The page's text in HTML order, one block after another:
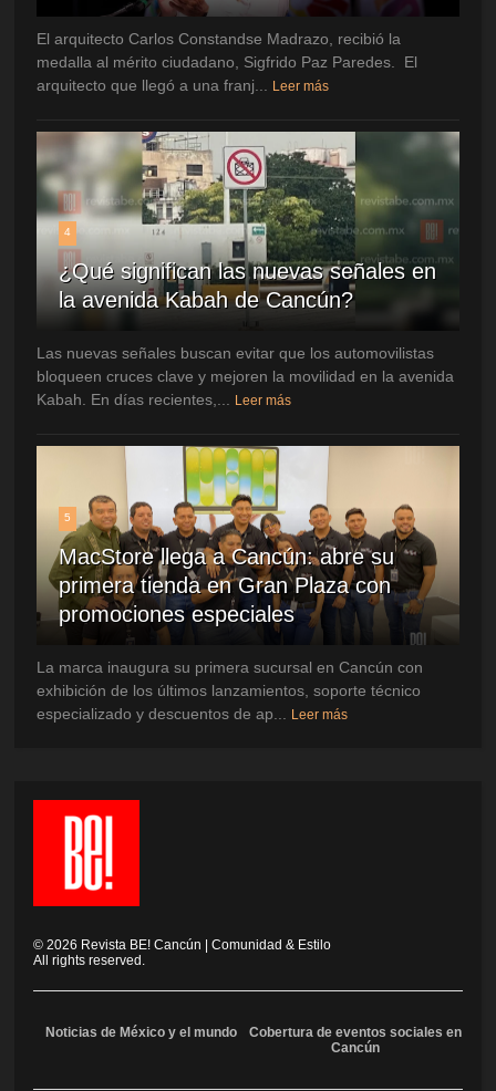
El arquitecto Carlos Constandse Madrazo, recibió la
medalla al mérito ciudadano, Sigfrido Paz Paredes. El
arquitecto que llegó a una franj...
Leer más
4
¿Qué significan las nuevas señales en
la avenida Kabah de Cancún?
Las nuevas señales buscan evitar que los automovilistas
bloqueen cruces clave y mejoren la movilidad en la avenida
Kabah. En días recientes,...
Leer más
5
MacStore llega a Cancún: abre su
primera tienda en Gran Plaza con
promociones especiales
La marca inaugura su primera sucursal en Cancún con
exhibición de los últimos lanzamientos, soporte técnico
especializado y descuentos de ap...
Leer más
©2026 Revista BE! Cancún | Comunidad & Estilo
All rights reserved.
Noticias de México y el mundo
Cobertura de eventos sociales en
Cancún